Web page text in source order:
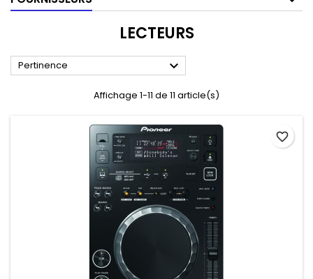
LECTEURS
Pertinence 
Affichage 1-11 de 11 article(s)
favorite_border